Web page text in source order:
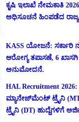
ಕೃಷಿ ಇಲಾಖೆ ನೇಮಕಾತಿ
ಅಧಿಸೂಚನೆ ಹಿಂಪಡೆದ ರಾಜ್ಯ
KASS ಯೋಜನೆ:
ಆರೋಗ್ಯ ತಪಾಸಣೆ, 6 ಖಾಸಗಿ
ಅನುಮೋದನೆ.
HAL Recruitment 2026:
ಮ್ಯಾನೇಜ್‌ಮೆಂಟ್ ಟ್ರೈನಿ
ಟ್ರೈನಿ (DT) ಹುದ್ದೆಗಳಿಗೆ